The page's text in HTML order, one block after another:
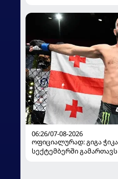
06:26/07-08-2026
ოფიციალურად: გიგა
სექტემბერში გამართავს